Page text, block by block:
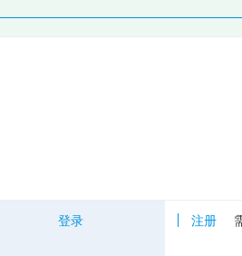
登录 注册